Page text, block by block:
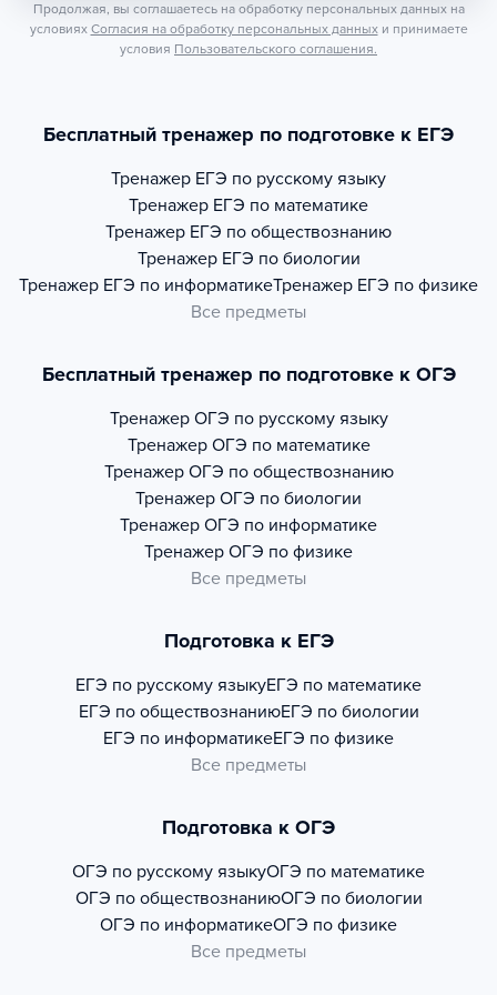
Продолжая, вы соглашаетесь на обработку персональных данных на
условиях Согласия на обработку персональных данных и принимаете
условия Пользовательского соглашения.
Бесплатный тренажер по подготовке к ЕГЭ
Тренажер ЕГЭ по русскому языку
Тренажер ЕГЭ по математике
Тренажер ЕГЭ по обществознанию
Тренажер ЕГЭ по биологии
Тренажер ЕГЭ по информатикеТренажер ЕГЭ по физике
Все предметы
Бесплатный тренажер по подготовке к ОГЭ
Тренажер ОГЭ по русскому языку
Тренажер ОГЭ по математике
Тренажер ОГЭ по обществознанию
Тренажер ОГЭ по биологии
Тренажер ОГЭ по информатике
Тренажер ОГЭ по физике
Все предметы
Подготовка к ЕГЭ
ЕГЭ по русскому языкуЕГЭ по математике
ЕГЭ по обществознаниюЕГЭ по биологии
ЕГЭ по информатикеЕГЭ по физике
Все предметы
Подготовка к ОГЭ
ОГЭ по русскому языкуОГЭ по математике
ОГЭ по обществознаниюОГЭ по биологии
ОГЭ по информатикеОГЭ по физике
Все предметы